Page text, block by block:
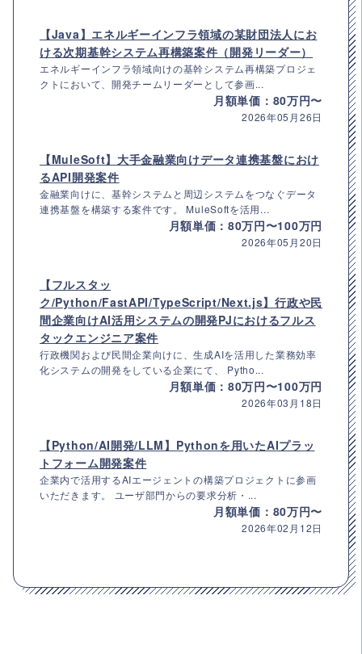
【Java】エネルギーインフラ領域の某財団法人にお
ける次期基幹システム再構築案件（開発リーダー）
エネルギーインフラ領域向けの基幹システム再構築プロジェ
クトにおいて、開発チームリーダーとして参画...
月額単価：80万円〜
2026年05月26日
【MuleSoft】大手金融業向けデータ連携基盤におけ
るAPI開発案件
金融業向けに、基幹システムと周辺システムをつなぐデータ
連携基盤を構築する案件です。 MuleSoftを活用...
月額単価：80万円〜100万円
2026年05月20日
【フルスタッ
ク/Python/FastAPI/TypeScript/Next.js】行政や民
間企業向けAI活用システムの開発PJにおけるフルス
タックエンジニア案件
行政機関および民間企業向けに、生成AIを活用した業務効率
化システムの開発をしている企業にて、 Pytho...
月額単価：80万円〜100万円
2026年03月18日
【Python/AI開発/LLM】Pythonを用いたAIプラッ
トフォーム開発案件
企業内で活用するAIエージェントの構築プロジェクトに参画
いただきます。 ユーザ部門からの要求分析・...
月額単価：80万円〜
2026年02月12日